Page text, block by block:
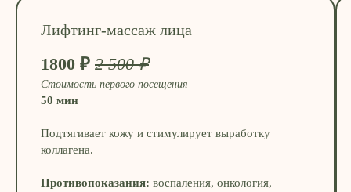
Лифтинг-массаж лица
1800 ₽ 2 500 ₽
Стоимость первого посещения
50 мин
Подтягивает кожу и стимулирует выработку
коллагена.
Противопоказания: воспаления, онкология,